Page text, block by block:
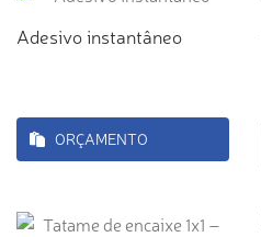
Adesivo instantâneo
ORÇAMENTO